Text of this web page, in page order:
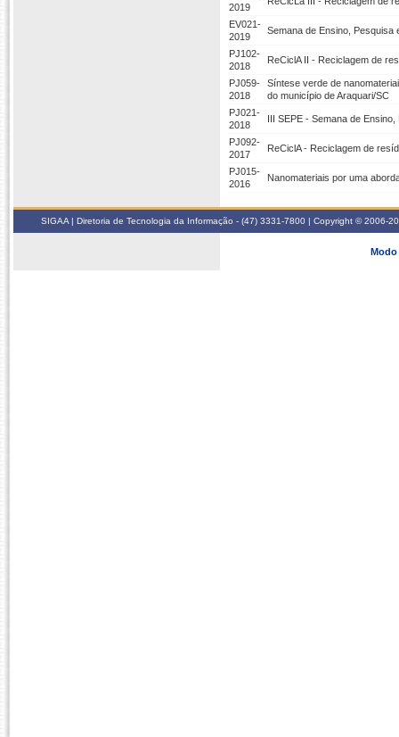
2019
EV021-
2019
Semana de Ensino, Pesquisa
PJ102-
2018
ReCiclA II - Reciclagem de
PJ059-
2018
Síntese verde de
do município de Araquari/SC
PJ021-
2018
III SEPE - Semana de
PJ092-
2017
ReCiclA - Reciclagem de
PJ015-
2016
Nanomateriais por uma
SIGAA | Diretoria de Tecnologia da Informação - (47) 3331-7800 | Copyright © 2006-
Modo